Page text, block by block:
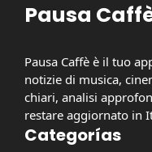
Pausa
Pausa Caffè è il tuo
notizie di musica,
chiari, analisi
restare aggiornato in
Categorías